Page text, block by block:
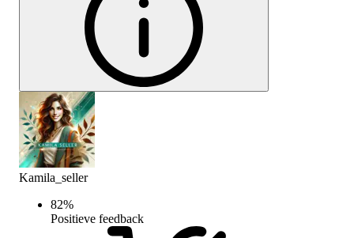
Kamila_seller
82%
Positieve feedback